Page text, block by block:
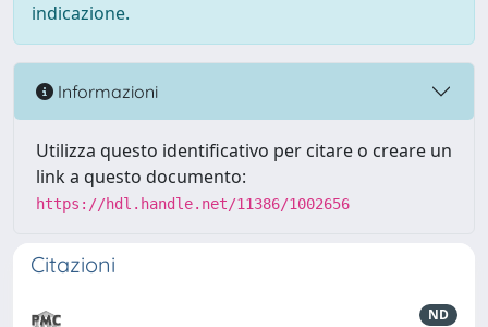
indicazione.
Informazioni
Utilizza questo identificativo per citare o creare un
link a questo documento:
https://hdl.handle.net/11386/1002656
Citazioni
ND